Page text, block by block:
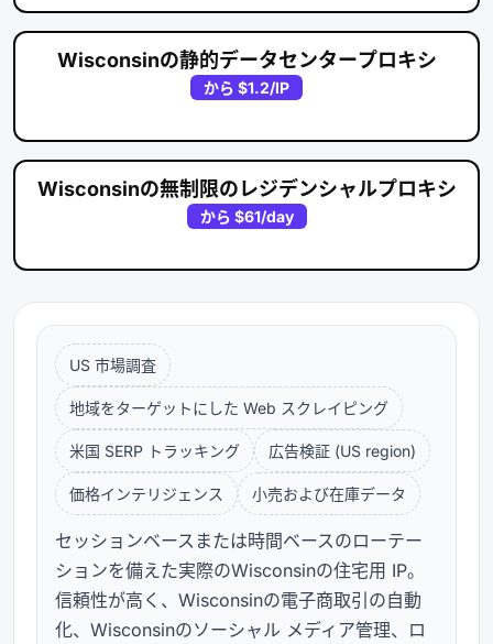
Wisconsinの静的データセンタープロキシ
から $1.2/IP
Wisconsinの無制限のレジデンシャルプロキシ
から $61/day
US 市場調査
地域をターゲットにした Web スクレイピング
米国 SERP トラッキング 広告検証 (US region)
価格インテリジェンス 小売および在庫データ
セッションベースまたは時間ベースのローテー
ションを備えた実際のWisconsinの住宅用 IP。
信頼性が高く、Wisconsinの電子商取引の自動
化、Wisconsinのソーシャル メディア管理、ロ